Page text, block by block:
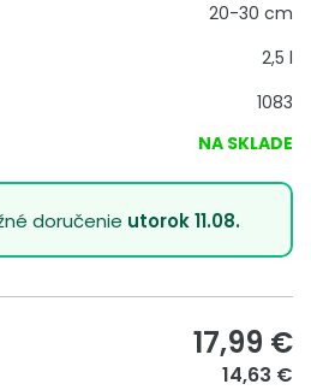
20-30 cm
2,5 l
1083
NA SKLADE
doručenie utorok 11.08.
17,99 €
14,63 €